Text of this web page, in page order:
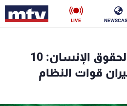
LIVE
الشبكة السورية لحقوق الإنسان: 10
قوات النظام